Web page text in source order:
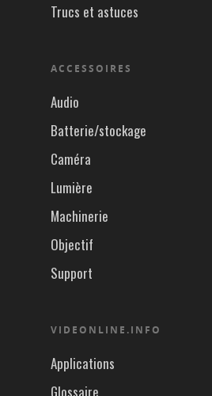
Trucs et astuces
ACCESSOIRES
Audio
Batterie/stockage
Caméra
Lumière
Machinerie
Objectif
Support
VIDEONLINE.INFO
Applications
Glossaire